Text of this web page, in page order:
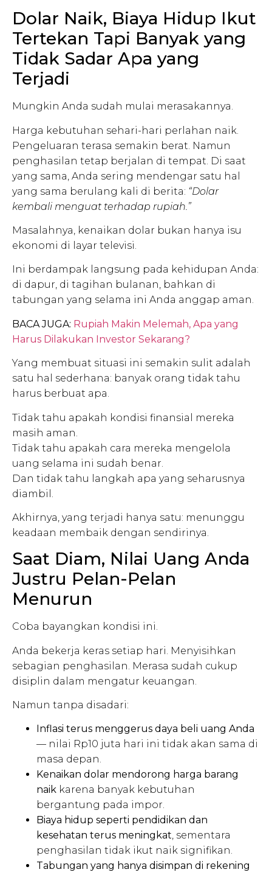
Dolar Naik, Biaya Hidup Ikut
Tertekan Tapi Banyak yang
Tidak Sadar Apa yang
Terjadi
Mungkin Anda sudah mulai merasakannya.
Harga kebutuhan sehari-hari perlahan naik.
Pengeluaran terasa semakin berat. Namun
penghasilan tetap berjalan di tempat. Di saat
yang sama, Anda sering mendengar satu hal
yang sama berulang kali di berita: “Dolar
kembali menguat terhadap rupiah.”
Masalahnya, kenaikan dolar bukan hanya isu
ekonomi di layar televisi.
Ini berdampak langsung pada kehidupan Anda:
di dapur, di tagihan bulanan, bahkan di
tabungan yang selama ini Anda anggap aman.
BACA JUGA: Rupiah Makin Melemah, Apa yang
Harus Dilakukan Investor Sekarang?
Yang membuat situasi ini semakin sulit adalah
satu hal sederhana: banyak orang tidak tahu
harus berbuat apa.
Tidak tahu apakah kondisi finansial mereka
masih aman.
Tidak tahu apakah cara mereka mengelola
uang selama ini sudah benar.
Dan tidak tahu langkah apa yang seharusnya
diambil.
Akhirnya, yang terjadi hanya satu: menunggu
keadaan membaik dengan sendirinya.
Saat Diam, Nilai Uang Anda
Justru Pelan-Pelan
Menurun
Coba bayangkan kondisi ini.
Anda bekerja keras setiap hari. Menyisihkan
sebagian penghasilan. Merasa sudah cukup
disiplin dalam mengatur keuangan.
Namun tanpa disadari:
Inflasi terus menggerus daya beli uang Anda
— nilai Rp10 juta hari ini tidak akan sama di
masa depan.
Kenaikan dolar mendorong harga barang
naik karena banyak kebutuhan
bergantung pada impor.
Biaya hidup seperti pendidikan dan
kesehatan terus meningkat, sementara
penghasilan tidak ikut naik signifikan.
Tabungan yang hanya disimpan di rekening